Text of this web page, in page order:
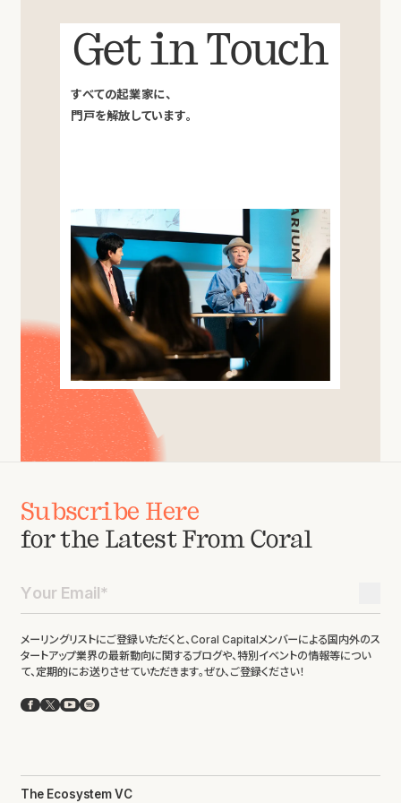
Get in Touch
すべての起業家に、
門戸を解放しています。
Subscribe Here
for the Latest From Coral
メーリングリストにご登録いただくと、Coral Capitalメンバーによる国内外のス
タートアップ業界の最新動向に関するブログや、特別イベントの情報等につい
て、定期的にお送りさせていただきます。ぜひ、ご登録ください！
Facebook
X YouTube
Spotify
The Ecosystem VC